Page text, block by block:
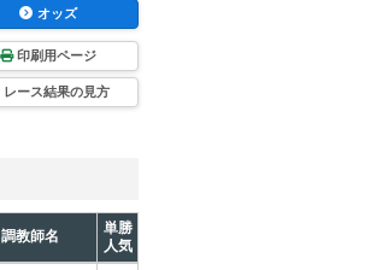
オッズ
印刷用ページ
レース結果の見方
調教師名
単勝
人気